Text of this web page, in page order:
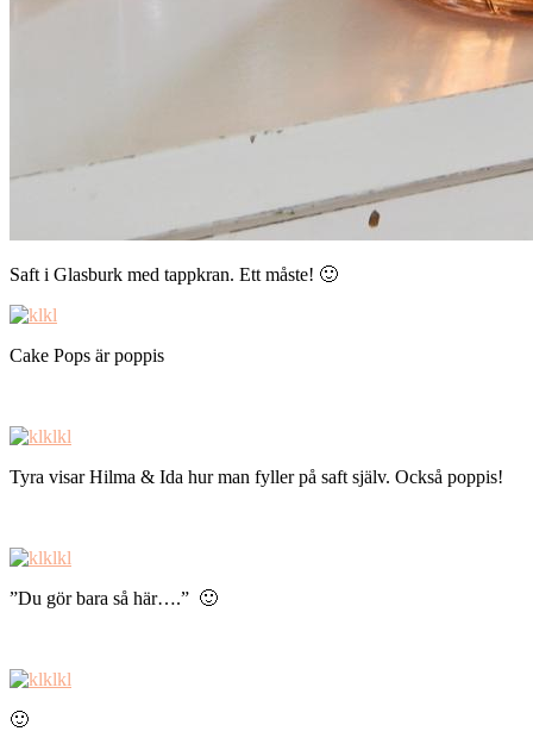
Saft i Glasburk med tappkran. Ett måste! 🙂
Cake Pops är poppis
Tyra visar Hilma & Ida hur man fyller på saft själv. Också poppis!
”Du gör bara så här….” 🙂
🙂